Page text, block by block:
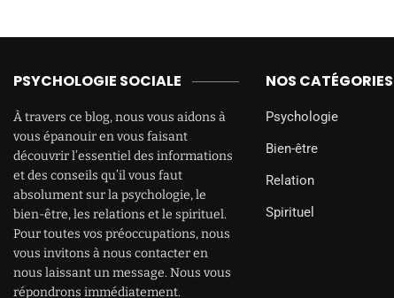
PSYCHOLOGIE SOCIALE
À travers ce blog, nous vous aidons à
vous épanouir en vous faisant
découvrir l’essentiel des informations
et des conseils qu’il vous faut
absolument sur la psychologie, le
bien-être, les relations et le spirituel.
Pour toutes vos préoccupations, nous
vous invitons à nous contacter en
nous laissant un message. Nous vous
répondrons immédiatement.
NOS CATÉGORIES
Psychologie
Bien-être
Relation
Spirituel